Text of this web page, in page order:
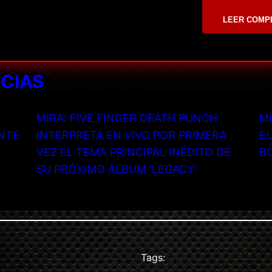
LEER
MIRA: FIVE FINGER DEATH PUNCH
INTERPRETA EN VIVO POR PRIMERA
VEZ EL TEMA PRINCIPAL INÉDITO DE
SU PRÓXIMO ÁLBUM ‘LEGACY’.
Tags: